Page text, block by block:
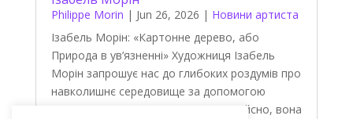
Philippe Morin | Jun 26, 2026 | Новини артиста
Ізабель Морін: «Картонне дерево, або
Природа в ув’язненні» Художниця Ізабель
Морін запрошує нас до глибоких роздумів про
навколишнє середовище за допомогою
радикального художнього твору. Дійсно, вона